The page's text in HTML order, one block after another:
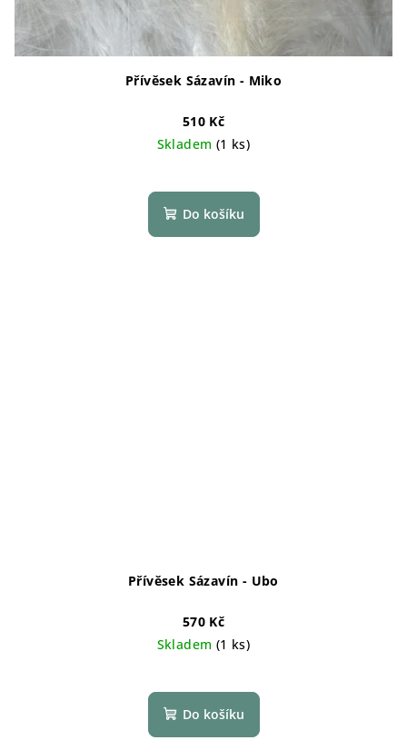
Přívěsek Sázavín - Miko
510 Kč
Skladem (1 ks)
Do košíku
Přívěsek Sázavín - Ubo
570 Kč
Skladem (1 ks)
Do košíku